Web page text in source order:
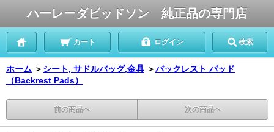
ハーレーダビッドソン 純正品の専門店
カート ログイン 検索
ホーム ＞ シート, サドルバッグ,金具 ＞バックレスト パッド
（Backrest Pads）
前の商品へ 次の商品へ